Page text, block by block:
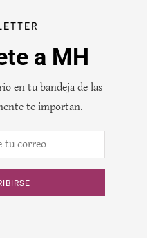
a MH
en tu bandeja de las
te importan.